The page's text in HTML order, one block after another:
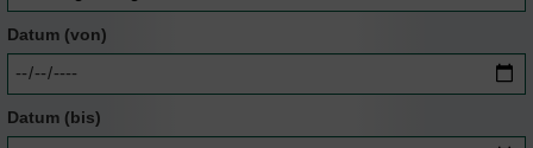
Datum (von)
Datum (bis)